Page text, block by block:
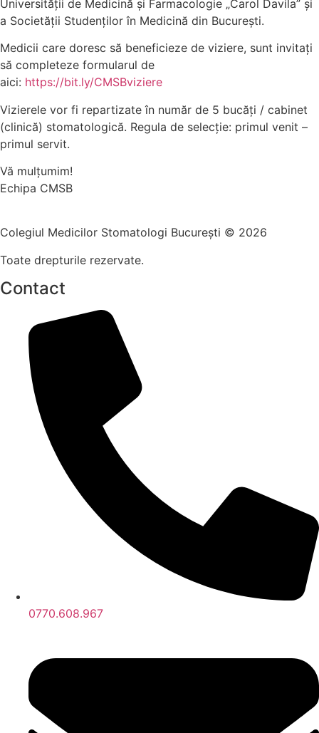
Universității de Medicină și Farmacologie „Carol Davila” și
a Societății Studenților în Medicină din București.
Medicii care doresc să beneficieze de viziere, sunt invitați
să completeze formularul de
aici: https://bit.ly/CMSBviziere
Vizierele vor fi repartizate în număr de 5 bucăți / cabinet
(clinică) stomatologică. Regula de selecție: primul venit –
primul servit.
Vă mulțumim!
Echipa CMSB
Colegiul Medicilor Stomatologi București © 2026
Toate drepturile rezervate.
Contact
0770.608.967